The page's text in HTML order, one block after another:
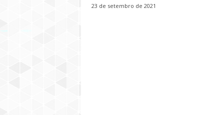
23 de setembro de 2021